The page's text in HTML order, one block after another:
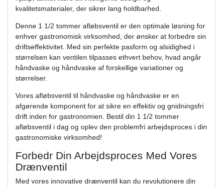
kvalitetsmaterialer, der sikrer lang holdbarhed.
Denne 1 1/2 tommer afløbsventil er den optimale løsning for
enhver gastronomisk virksomhed, der ønsker at forbedre sin
driftseffektivitet. Med sin perfekte pasform og alsidighed i
størrelsen kan ventilen tilpasses ethvert behov, hvad angår
håndvaske og håndvaske af forskellige variationer og
størrelser.
Vores afløbsventil til håndvaske og håndvaske er en
afgørende komponent for at sikre en effektiv og gnidningsfri
drift inden for gastronomien. Bestil din 1 1/2 tommer
afløbsventil i dag og oplev den problemfri arbejdsproces i din
gastronomiske virksomhed!
Forbedr Din Arbejdsproces Med Vores
Drænventil
Med vores innovative drænventil kan du revolutionere din